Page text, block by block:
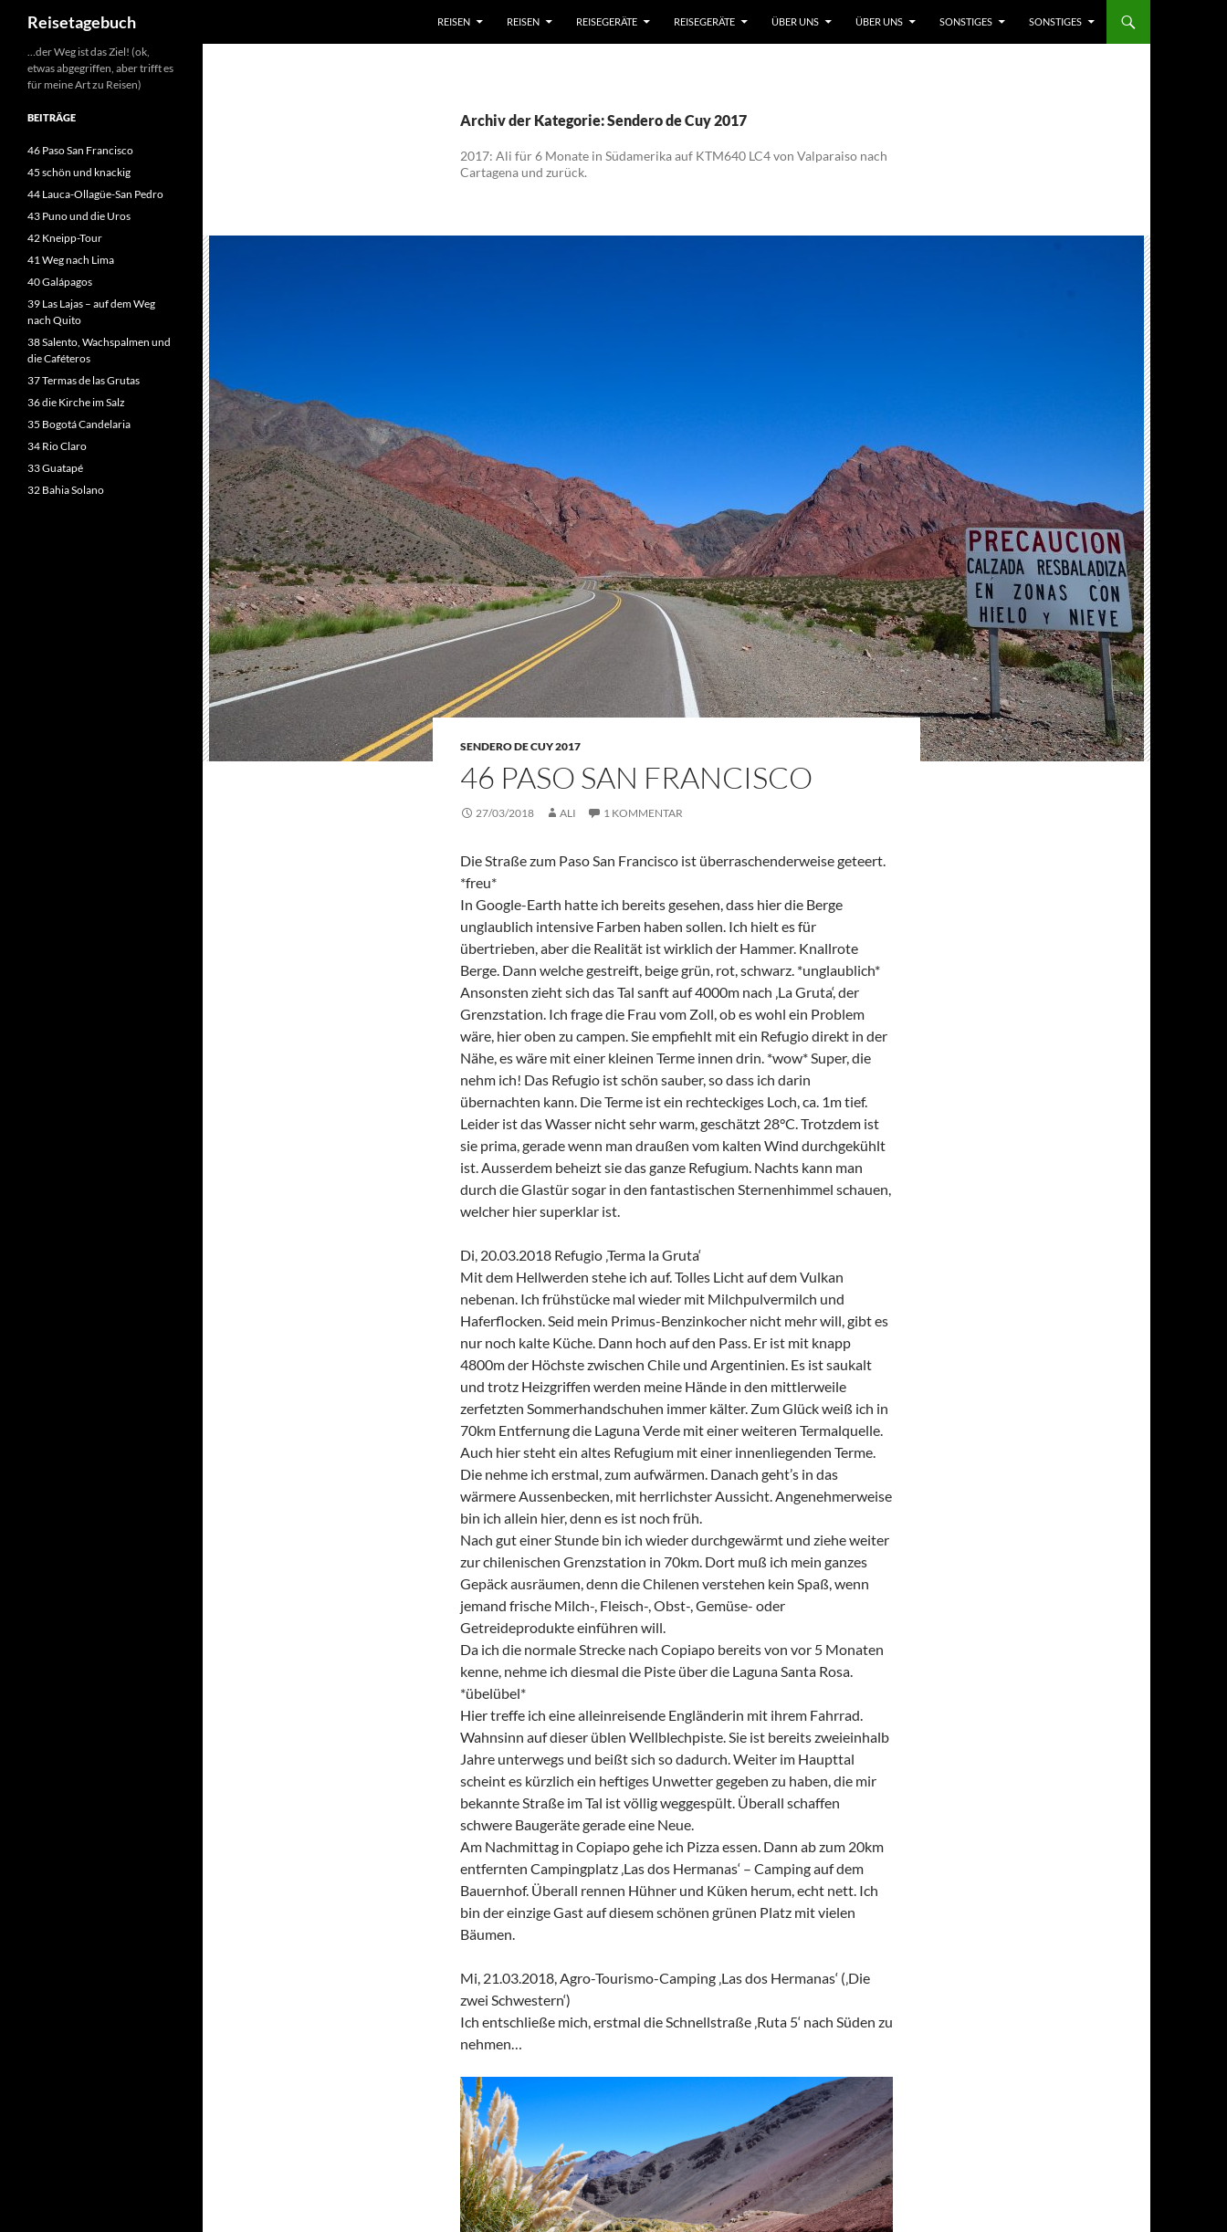
Zum
Inhalt
Reisetagebuch REISEN REISEN REISEGERÄTE REISEGERÄTE ÜBER UNS ÜBER UNS SONSTIGES SONSTIGES
Archiv der Kategorie: Sendero de Cuy 2017
2017: Ali für 6 Monate in Südamerika auf KTM640 LC4 von Valparaiso nach
Cartagena und zurück.
SENDERO DE CUY 2017
46 PASO SAN FRANCISCO
27/03/2018 ALI 1 KOMMENTAR
Die Straße zum Paso San Francisco ist überraschenderweise geteert.
*freu*
In Google-Earth hatte ich bereits gesehen, dass hier die Berge
unglaublich intensive Farben haben sollen. Ich hielt es für
übertrieben, aber die Realität ist wirklich der Hammer. Knallrote
Berge. Dann welche gestreift, beige grün, rot, schwarz. *unglaublich*
Ansonsten zieht sich das Tal sanft auf 4000m nach ‚La Gruta‘, der
Grenzstation. Ich frage die Frau vom Zoll, ob es wohl ein Problem
wäre, hier oben zu campen. Sie empfiehlt mit ein Refugio direkt in der
Nähe, es wäre mit einer kleinen Terme innen drin. *wow* Super, die
nehm ich! Das Refugio ist schön sauber, so dass ich darin
übernachten kann. Die Terme ist ein rechteckiges Loch, ca. 1m tief.
Leider ist das Wasser nicht sehr warm, geschätzt 28°C. Trotzdem ist
sie prima, gerade wenn man draußen vom kalten Wind durchgekühlt
ist. Ausserdem beheizt sie das ganze Refugium. Nachts kann man
durch die Glastür sogar in den fantastischen Sternenhimmel schauen,
welcher hier superklar ist.
Di, 20.03.2018 Refugio ‚Terma la Gruta‘
Mit dem Hellwerden stehe ich auf. Tolles Licht auf dem Vulkan
nebenan. Ich frühstücke mal wieder mit Milchpulvermilch und
Haferflocken. Seid mein Primus-Benzinkocher nicht mehr will, gibt es
nur noch kalte Küche. Dann hoch auf den Pass. Er ist mit knapp
4800m der Höchste zwischen Chile und Argentinien. Es ist saukalt
und trotz Heizgriffen werden meine Hände in den mittlerweile
zerfetzten Sommerhandschuhen immer kälter. Zum Glück weiß ich in
70km Entfernung die Laguna Verde mit einer weiteren Termalquelle.
Auch hier steht ein altes Refugium mit einer innenliegenden Terme.
Die nehme ich erstmal, zum aufwärmen. Danach geht’s in das
wärmere Aussenbecken, mit herrlichster Aussicht. Angenehmerweise
bin ich allein hier, denn es ist noch früh.
Nach gut einer Stunde bin ich wieder durchgewärmt und ziehe weiter
zur chilenischen Grenzstation in 70km. Dort muß ich mein ganzes
Gepäck ausräumen, denn die Chilenen verstehen kein Spaß, wenn
jemand frische Milch-, Fleisch-, Obst-, Gemüse- oder
Getreideprodukte einführen will.
Da ich die normale Strecke nach Copiapo bereits von vor 5 Monaten
kenne, nehme ich diesmal die Piste über die Laguna Santa Rosa.
*übelübel*
Hier treffe ich eine alleinreisende Engländerin mit ihrem Fahrrad.
Wahnsinn auf dieser üblen Wellblechpiste. Sie ist bereits zweieinhalb
Jahre unterwegs und beißt sich so dadurch. Weiter im Haupttal
scheint es kürzlich ein heftiges Unwetter gegeben zu haben, die mir
bekannte Straße im Tal ist völlig weggespült. Überall schaffen
schwere Baugeräte gerade eine Neue.
Am Nachmittag in Copiapo gehe ich Pizza essen. Dann ab zum 20km
entfernten Campingplatz ‚Las dos Hermanas‘ – Camping auf dem
Bauernhof. Überall rennen Hühner und Küken herum, echt nett. Ich
bin der einzige Gast auf diesem schönen grünen Platz mit vielen
Bäumen.
Mi, 21.03.2018, Agro-Tourismo-Camping ‚Las dos Hermanas‘ (‚Die
zwei Schwestern‘)
Ich entschließe mich, erstmal die Schnellstraße ‚Ruta 5‘ nach Süden zu
nehmen…
…der Weg ist das Ziel! (ok,
etwas abgegriffen, aber trifft es
für meine Art zu Reisen)
BEITRÄGE
46 Paso San Francisco
45 schön und knackig
44 Lauca-Ollagüe-San Pedro
43 Puno und die Uros
42 Kneipp-Tour
41 Weg nach Lima
40 Galápagos
39 Las Lajas – auf dem Weg
nach Quito
38 Salento, Wachspalmen und
die Caféteros
37 Termas de las Grutas
36 die Kirche im Salz
35 Bogotá Candelaria
34 Rio Claro
33 Guatapé
32 Bahia Solano